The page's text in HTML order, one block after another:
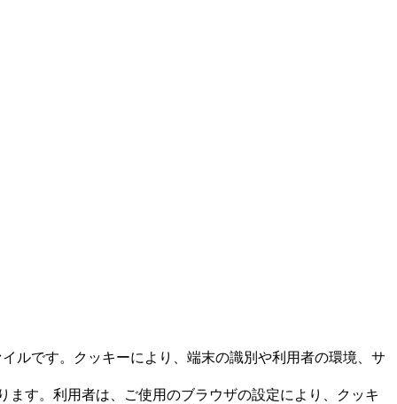
ルです。クッキーにより、端末の識別や利用者の環境、サ
す。利用者は、ご使用のブラウザの設定により、クッキ